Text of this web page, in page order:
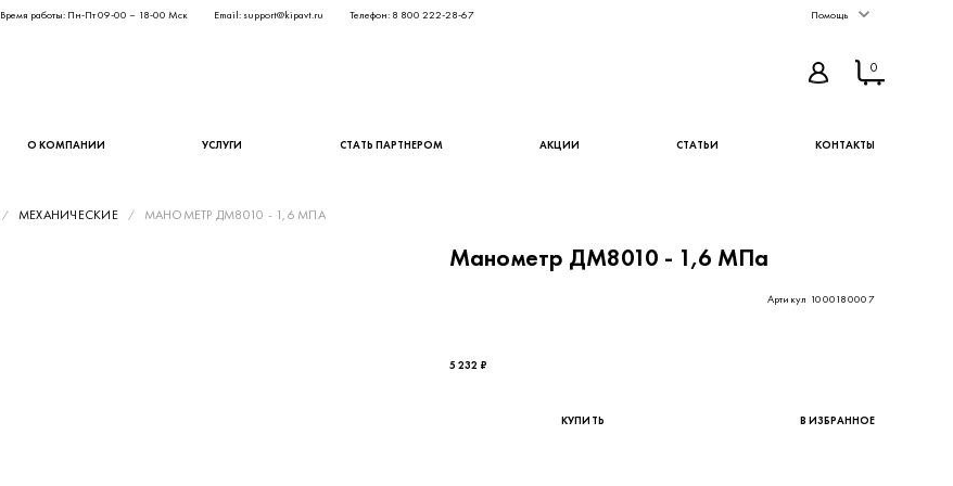
Время работы: Пн-Пт 09-00 – 18-00 Мск Email: support@kipavt.ru Телефон: 8 800 222-28-67 Помощь
0
О КОМПАНИИ УСЛУГИ СТАТЬ ПАРТНЕРОМ АКЦИИ СТАТЬИ КОНТАКТЫ
МЕХАНИЧЕСКИЕ МАНОМЕТР ДМ8010 - 1,6 МПА
Манометр ДМ8010 - 1,6 МПа
Артикул 1000180007
4 288,52 ₽ - цена без НДС